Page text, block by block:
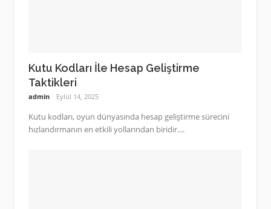
Kutu Kodları İle Hesap Geliştirme
Taktikleri
admin Eylül 14, 2025
Kutu kodları, oyun dünyasında hesap geliştirme sürecini
hızlandırmanın en etkili yollarından biridir....